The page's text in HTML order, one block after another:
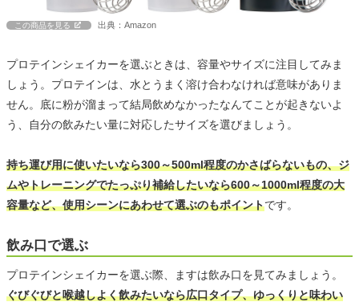
この商品を見る 出典：Amazon
プロテインシェイカーを選ぶときは、容量やサイズに注目してみま
しょう。プロテインは、水とうまく溶け合わなければ意味がありま
せん。底に粉が溜まって結局飲めなかったなんてことが起きないよ
う、自分の飲みたい量に対応したサイズを選びましょう。
持ち運び用に使いたいなら300～500ml程度のかさばらないもの、ジ
ムやトレーニングでたっぷり補給したいなら600～1000ml程度の大
容量など、使用シーンにあわせて選ぶのもポイントです。
飲み口で選ぶ
プロテインシェイカーを選ぶ際、ますは飲み口を見てみましょう。
ぐびぐびと喉越しよく飲みたいなら広口タイプ、ゆっくりと味わい